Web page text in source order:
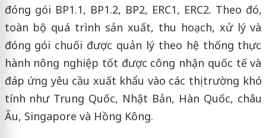
đóng gói BP1.1, BP1.2, BP2, ERC1, ERC2. Theo đó,
toàn bộ quá trình sản xuất, thu hoạch, xử lý và
đóng gói chuối được quản lý theo hệ thống thực
hành nông nghiệp tốt được công nhận quốc tế và
đáp ứng yêu cầu xuất khẩu vào các thị trường khó
tính như Trung Quốc, Nhật Bản, Hàn Quốc, châu
Âu, Singapore và Hồng Kông.